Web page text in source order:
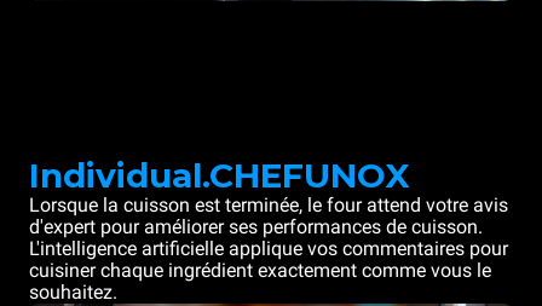
Individual.CHEFUNOX
Lorsque la cuisson est terminée, le four attend votre avis
d'expert pour améliorer ses performances de cuisson.
L'intelligence artificielle applique vos commentaires pour
cuisiner chaque ingrédient exactement comme vous le
souhaitez.